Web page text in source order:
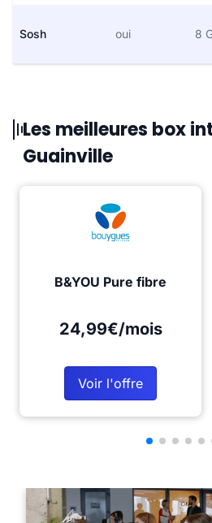
Sosh oui 8
Les meilleures box
Guainville
B&YOU Pure fibre
24,99€/mois
Voir l'offre